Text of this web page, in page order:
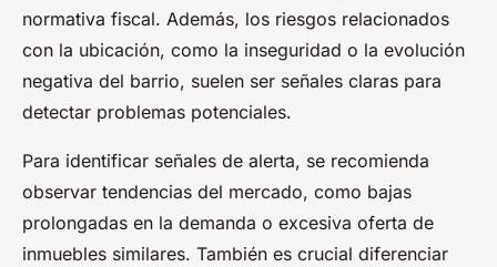
normativa fiscal. Además, los riesgos relacionados
con la ubicación, como la inseguridad o la evolución
negativa del barrio, suelen ser señales claras para
detectar problemas potenciales.
Para identificar señales de alerta, se recomienda
observar tendencias del mercado, como bajas
prolongadas en la demanda o excesiva oferta de
inmuebles similares. También es crucial diferenciar